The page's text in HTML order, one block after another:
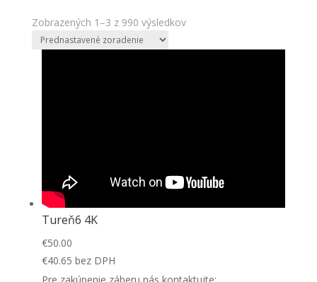
Zobrazených 1–3 z 990 výsledkov
Tureň6 4K
€50.00
€40.65 bez DPH